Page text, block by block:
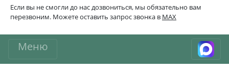
Если вы не смогли до нас дозвониться, мы обязательно вам
перезвоним. Можете оставить запрос звонка в MAX
Меню